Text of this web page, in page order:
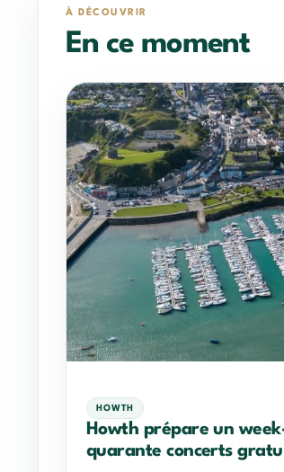
À DÉCOUVRIR
En ce moment
HOWTH
Howth prépare un
quarante concerts